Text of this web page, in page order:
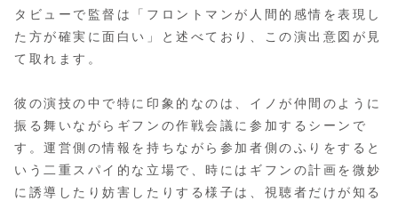
タビューで監督は「フロントマンが人間的感情を表現し
た方が確実に面白い」と述べており、この演出意図が見
て取れます。
彼の演技の中で特に印象的なのは、イノが仲間のように
振る舞いながらギフンの作戦会議に参加するシーンで
す。運営側の情報を持ちながら参加者側のふりをすると
いう二重スパイ的な立場で、時にはギフンの計画を微妙
に誘導したり妨害したりする様子は、視聴者だけが知る